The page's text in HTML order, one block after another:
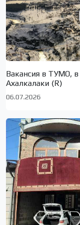
Вакансия в ТУМО,
Ахалкалаки (R)
06.07.2026